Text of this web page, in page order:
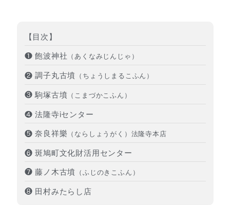
【目次】
❶ 飽波神社 （あくなみじんじゃ）
❷ 調子丸古墳 （ちょうしまるこふん）
❸ 駒塚古墳 （こまづかこふん）
❹ 法隆寺iセンター
❺ 奈良祥樂 （ならしょうがく）法隆寺本店
❻ 斑鳩町文化財活用センター
❼ 藤ノ木古墳 （ふじのきこふん）
❽ 田村みたらし店